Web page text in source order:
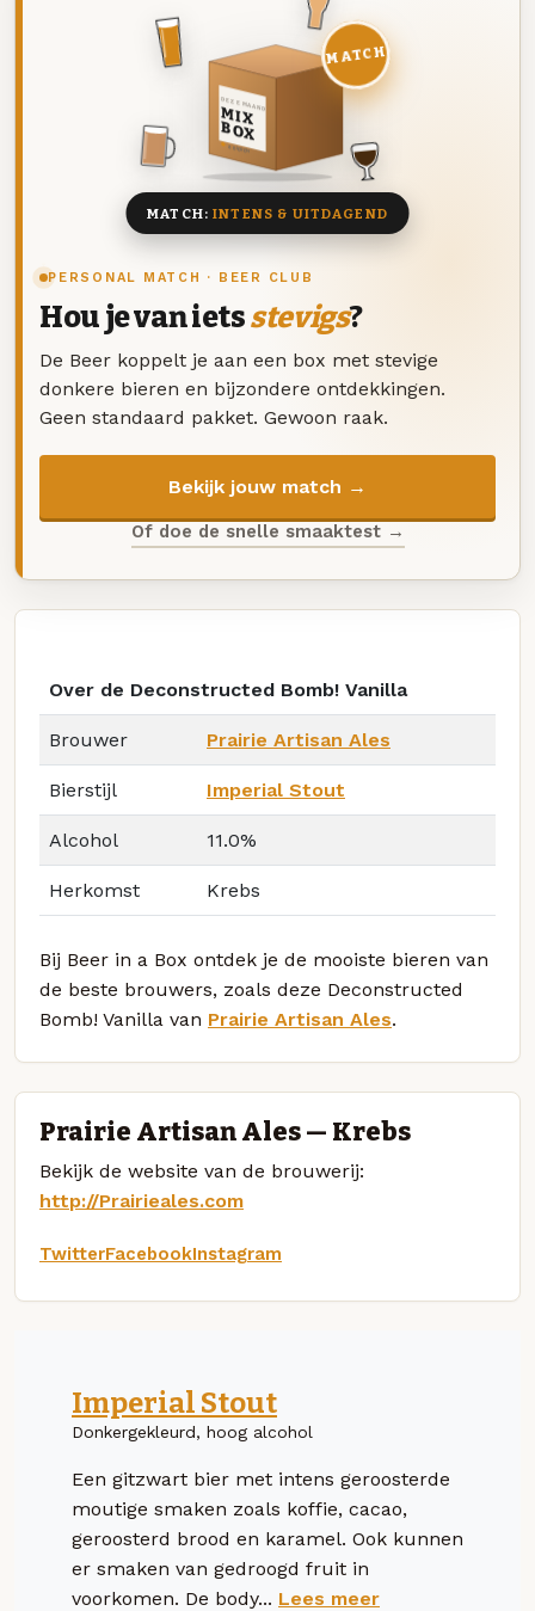
PERSONAL MATCH · BEER CLUB
Hou je van ietsstevigs?
De Beer koppelt je aan een box met stevige
donkere bieren en bijzondere ontdekkingen.
Geen standaard pakket. Gewoon raak.
Bekijk jouw match →
Of doe de snelle smaaktest →
DEZE MAAND
MIX
BOX
8 BIEREN
MATCH
MATCH:INTENS & UITDAGEND
Over de Deconstructed Bomb! Vanilla
Brouwer Prairie Artisan Ales
Bierstijl Imperial Stout
Alcohol 11.0%
Herkomst Krebs
Bij Beer in a Box ontdek je de mooiste bieren van
de beste brouwers, zoals deze Deconstructed
Bomb! Vanilla van Prairie Artisan Ales.
Prairie Artisan Ales — Krebs
Bekijk de website van de brouwerij:
http://Prairieales.com
TwitterFacebookInstagram
Imperial Stout
Donkergekleurd, hoog alcohol
Een gitzwart bier met intens geroosterde
moutige smaken zoals koffie, cacao,
geroosterd brood en karamel. Ook kunnen
er smaken van gedroogd fruit in
voorkomen. De body... Lees meer